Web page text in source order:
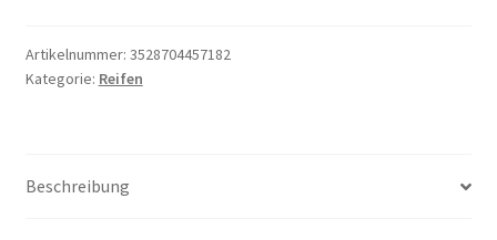
Artikelnummer: 3528704457182
Kategorie: Reifen
Beschreibung